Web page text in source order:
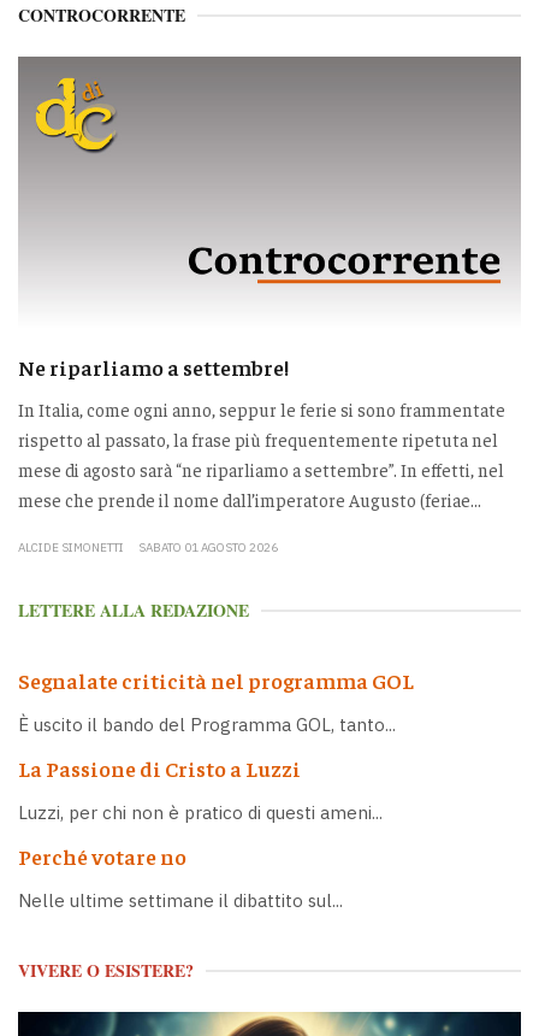
CONTROCORRENTE
Ne riparliamo a settembre!
In Italia, come ogni anno, seppur le ferie si sono frammentate
rispetto al passato, la frase più frequentemente ripetuta nel
mese di agosto sarà “ne riparliamo a settembre”. In effetti, nel
mese che prende il nome dall’imperatore Augusto (feriae...
ALCIDE SIMONETTI SABATO 01 AGOSTO 2026
LETTERE ALLA REDAZIONE
Segnalate criticità nel programma GOL
È uscito il bando del Programma GOL, tanto...
La Passione di Cristo a Luzzi
Luzzi, per chi non è pratico di questi ameni...
Perché votare no
Nelle ultime settimane il dibattito sul...
VIVERE O ESISTERE?